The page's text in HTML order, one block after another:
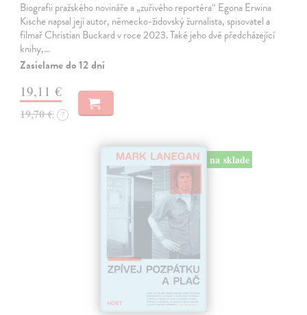
Biografii pražského novináře a „zuřivého reportéra“ Egona Erwina
Kische napsal její autor, německo-židovský žurnalista, spisovatel a
filmař Christian Buckard v roce 2023. Také jeho dvě předcházející
knihy,…
Zasielame do 12 dní
19,11 €
19,70 € ?
na sklade